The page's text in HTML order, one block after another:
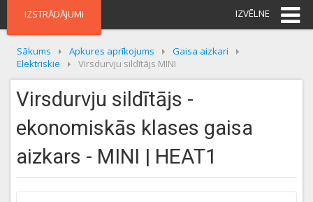
IZSTRĀDĀJUMI IZVĒLNE
Sākums Apkures aprīkojums
Gaisa aizkari
Elektriskie
Virsdurvju sildītājs MINI
Virsdurvju sildītājs -
ekonomiskās klases gaisa
aizkars - MINI | HEAT1